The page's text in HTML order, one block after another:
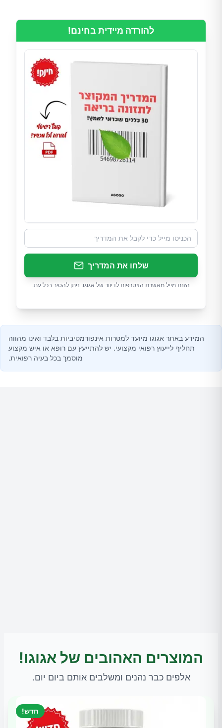
להורדה מיידית בחינם!
שלחו את המדריך
הזנת מייל מאשרת הצטרפות לדיוור של אגוגו. ניתן להסיר בכל עת.
המידע באתר אגוגו מיועד למטרות אינפורמטיביות בלבד ואינו מהווה
תחליף לייעוץ רפואי מקצועי. יש להתייעץ עם רופא או איש מקצוע
מוסמך בכל בעיה רפואית.
המוצרים האהובים של אגוגו!
אלפים כבר נהנים ומשלבים אותם ביום יום.
חדש!